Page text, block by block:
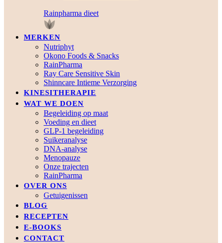
Rainpharma dieet
MERKEN
Nutriphyt
Okono Foods & Snacks
RainPharma
Ray Care Sensitive Skin
Shinncare Intieme Verzorging
KINESITHERAPIE
WAT WE DOEN
Begeleiding op maat
Voeding en dieet
GLP-1 begeleiding
Suikeranalyse
DNA-analyse
Menopauze
Onze trajecten
RainPharma
OVER ONS
Getuigenissen
BLOG
RECEPTEN
E-BOOKS
CONTACT